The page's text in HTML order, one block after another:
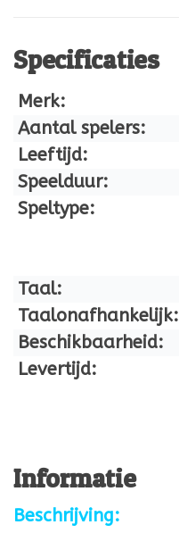
Specificaties
Merk:
Aantal spelers:
Leeftijd:
Speelduur:
Speltype:
Taal:
Taalonafhankelijk:
Beschikbaarheid:
Levertijd:
Informatie
Beschrijving: